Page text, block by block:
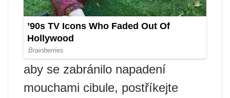
aby se zabránilo napadení
mouchami cibule, postříkejte